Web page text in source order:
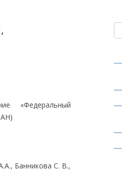
«Федеральный
Банникова С. В.,